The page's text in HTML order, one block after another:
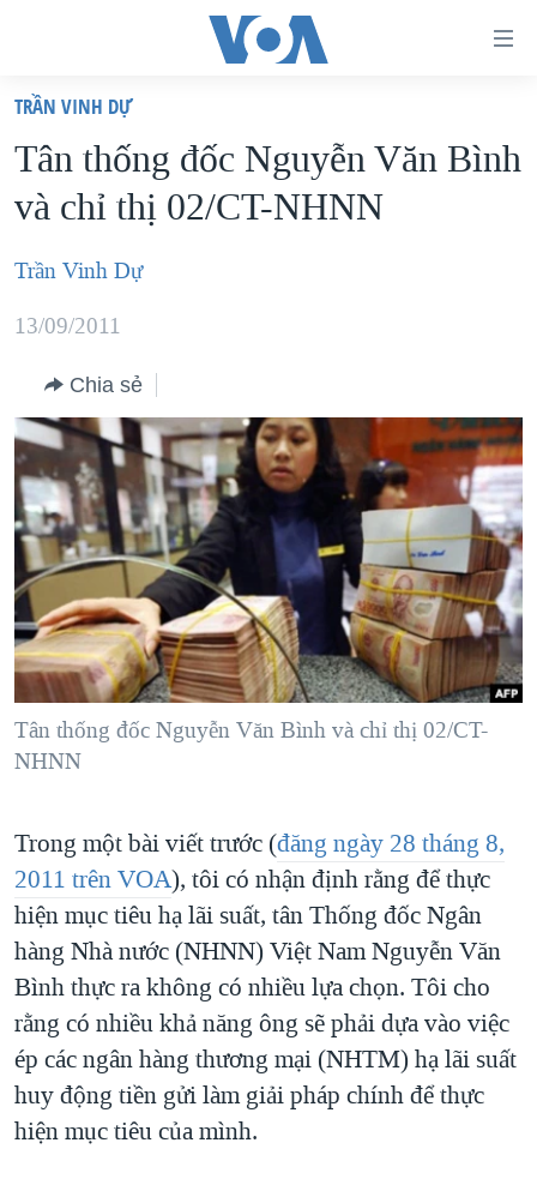
truy
cập
Tới
dung
chính
hướng
chính
Đi
tới
"Tìm"
VIỆT NAM
HOA KỲ
BIỂN ĐÔNG
DIỄN ĐÀN
MỤC
TỰ DO BÁO CHÍ
VẠCH TRẦN TIN GIẢ
NGƯỜI VIỆT HẢI NGOẠI
ĐỜI SỐNG
KINH TẾ
KHOA HỌC
SỨC KHOẺ
CHUYÊN ĐỀ
CHIẾN TRANH THƯƠNG MẠI CỦA MỸ: QUÁ KHỨ VÀ HIỆN
TẠI
HÀNH TRÌNH BẦU CỬ 2024
MỘT NĂM CHIẾN TRANH TẠI DẢI GAZA
GIẢI MÃ VÀNH ĐAI & CON ĐƯỜNG
TRỊNH VĨNH BÌNH - NGƯỜI HẠ 'BÊN THẮNG CUỘC'
CHI PHÍ CHIẾN TRANH AFGHANISTAN
CÁC GIÁ TRỊ CỘNG HÒA Ở VIỆT NAM
THƯỢNG ĐỈNH TRUMP-KIM TẠI VIỆT NAM
TRỊNH VĨNH BÌNH VS. CHÍNH PHỦ VIỆT NAM
NGƯ DÂN VIỆT VÀ LÀN SÓNG TRỘM HẢI SÂM
BÊN KIA QUỐC LỘ: TIẾNG VỌNG TỪ NÔNG THÔN MỸ
QUAN HỆ VIỆT MỸ
HỌC TIẾNG ANH
VIDEO
NGHE
MẠNG XÃ HỘI
TRẦN VINH DỰ
Tân thống đốc Nguyễn Văn Bình
và chỉ thị 02/CT-NHNN
Trần Vinh Dự
13/09/2011
Chia sẻ
Tân thống đốc Nguyễn Văn Bình và chỉ thị 02/CT-
NHNN
Trong một bài viết trước (đăng ngày 28 tháng 8,
2011 trên VOA), tôi có nhận định rằng để thực
hiện mục tiêu hạ lãi suất, tân Thống đốc Ngân
hàng Nhà nước (NHNN) Việt Nam Nguyễn Văn
Bình thực ra không có nhiều lựa chọn. Tôi cho
rằng có nhiều khả năng ông sẽ phải dựa vào việc
ép các ngân hàng thương mại (NHTM) hạ lãi suất
huy động tiền gửi làm giải pháp chính để thực
hiện mục tiêu của mình.